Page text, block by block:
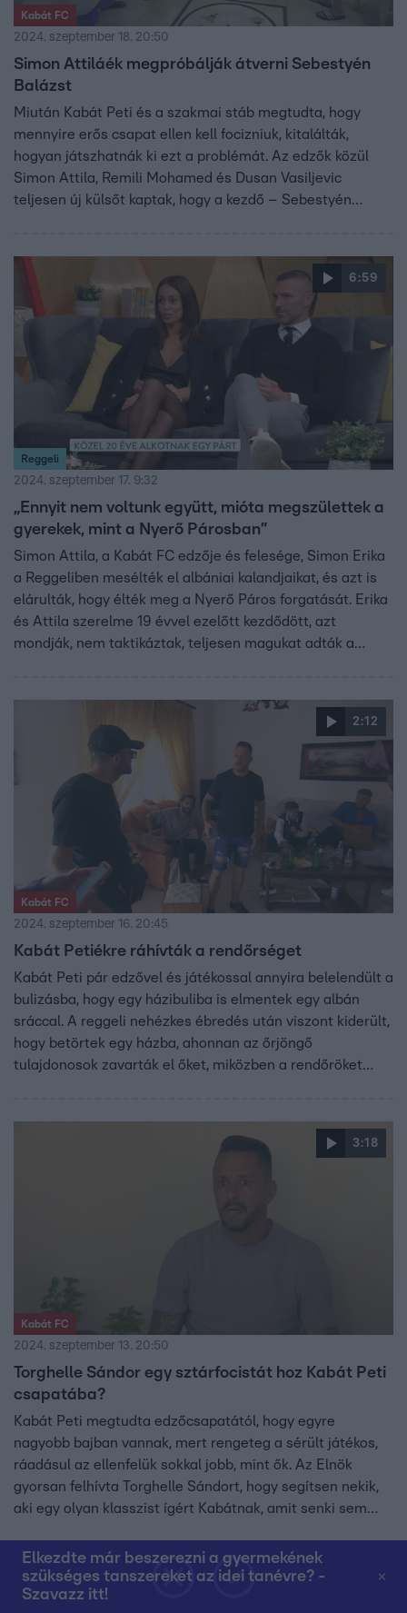
Elkezdte már beszerezni a gyermekének
szükséges tanszereket az idei tanévre? -
Szavazz itt!
Kabát FC
2024. szeptember 18. 20:50
Simon Attiláék megpróbálják átverni Sebestyén
Balázst
Miután Kabát Peti és a szakmai stáb megtudta, hogy
mennyire erős csapat ellen kell focizniuk, kitalálták,
hogyan játszhatnák ki ezt a problémát. Az edzők közül
Simon Attila, Remili Mohamed és Dusan Vasiljevic
teljesen új külsőt kaptak, hogy a kezdő – Sebestyén
6:59
Reggeli
2024. szeptember 17. 9:32
„Ennyit nem voltunk együtt, mióta megszülettek a
gyerekek, mint a Nyerő Párosban”
Simon Attila, a Kabát FC edzője és felesége, Simon Erika
a Reggeliben mesélték el albániai kalandjaikat, és azt is
elárulták, hogy élték meg a Nyerő Páros forgatását. Erika
és Attila szerelme 19 évvel ezelőtt kezdődött, azt
mondják, nem taktikáztak, teljesen magukat adták a
2:12
Kabát FC
2024. szeptember 16. 20:45
Kabát Petiékre ráhívták a rendőrséget
Kabát Peti pár edzővel és játékossal annyira belelendült a
bulizásba, hogy egy házibuliba is elmentek egy albán
sráccal. A reggeli nehézkes ébredés után viszont kiderült,
hogy betörtek egy házba, ahonnan az őrjöngő
tulajdonosok zavarták el őket, miközben a rendőröket
3:18
Kabát FC
2024. szeptember 13. 20:50
Torghelle Sándor egy sztárfocistát hoz Kabát Peti
csapatába?
Kabát Peti megtudta edzőcsapatától, hogy egyre
nagyobb bajban vannak, mert rengeteg a sérült játékos,
ráadásul az ellenfelük sokkal jobb, mint ők. Az Elnök
gyorsan felhívta Torghelle Sándort, hogy segítsen nekik,
aki egy olyan klasszist ígért Kabátnak, amit senki sem